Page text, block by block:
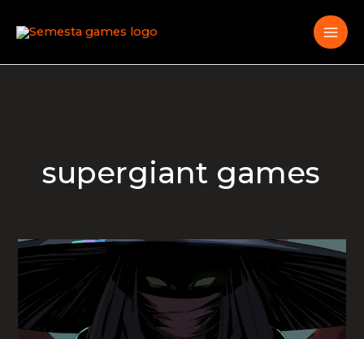
supergiant games